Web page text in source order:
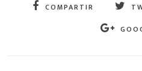
COMPARTIR